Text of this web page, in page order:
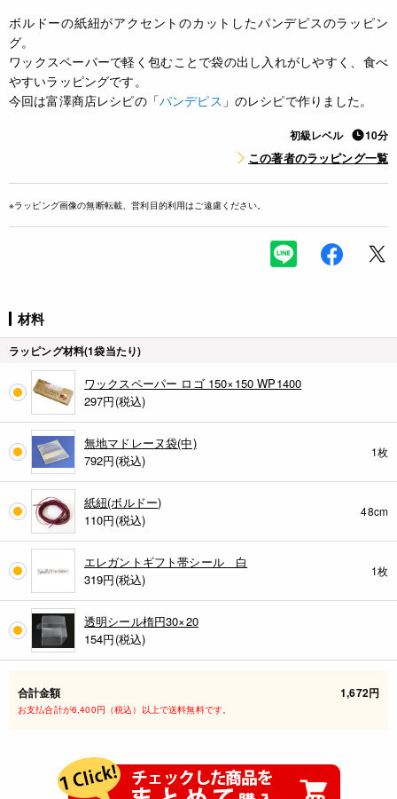
ボルドーの紙紐がアクセントのカットしたパンデピスのラッピン
グ。
ワックスペーパーで軽く包むことで袋の出し入れがしやすく、食べ
やすいラッピングです。
今回は富澤商店レシピの「パンデピス 」のレシピで作りました。
初級レベル 10分
この著者のラッピング一覧
※ラッピング画像の無断転載、営利目的利用はご遠慮ください。
材料
ラッピング材料(1袋当たり)
ワックスペーパー ロゴ 150×150 WP1400
297円(税込)
無地マドレーヌ袋(中)
792円(税込)
1枚
紙紐(ボルドー)
110円(税込)
48cm
エレガントギフト帯シール 白
319円(税込)
1枚
透明シール楕円30×20
154円(税込)
合計金額 1,672円
お支払合計が6,400円（税込）以上で送料無料です。